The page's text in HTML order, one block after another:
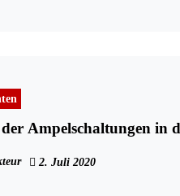
Ampelschaltungen in
2. Juli 2020